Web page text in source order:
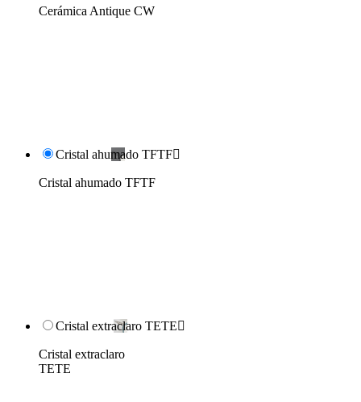
Cerámica Antique CW
Cristal ahumado TFTF
Cristal ahumado TFTF
Cristal extraclaro TETE
Cristal extraclaro
TETE